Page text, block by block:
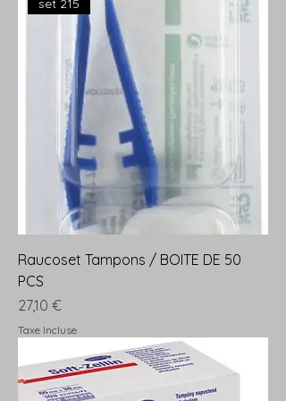
set 215
Raucoset Tampons / BOITE DE 50
PCS
Prix
27,10 €
Taxe Incluse